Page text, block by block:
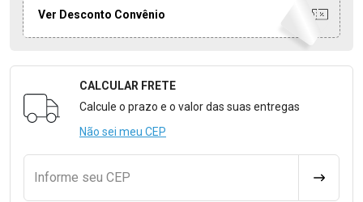
Ver Desconto Convênio
Formulário para Calcular o Frete
CALCULAR FRETE
Calcule o prazo e o valor das suas entregas
Não sei meu CEP
Informe seu CEP